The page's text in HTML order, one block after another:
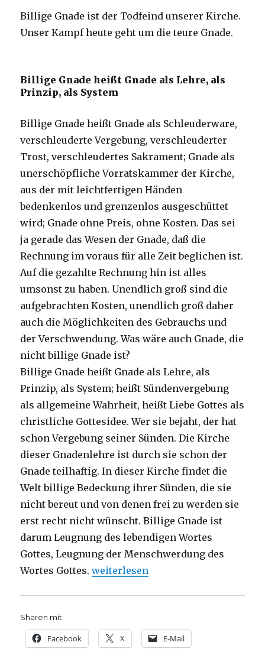
Billige Gnade ist der Todfeind unserer Kirche.
Unser Kampf heute geht um die teure Gnade.
Billige Gnade heißt Gnade als Lehre, als
Prinzip, als System
Billige Gnade heißt Gnade als Schleuderware,
verschleuderte Vergebung, verschleuderter
Trost, verschleudertes Sakrament; Gnade als
unerschöpfliche Vorratskammer der Kirche,
aus der mit leichtfertigen Händen
bedenkenlos und grenzenlos ausgeschüttet
wird; Gnade ohne Preis, ohne Kosten. Das sei
ja gerade das Wesen der Gnade, daß die
Rechnung im voraus für alle Zeit beglichen ist.
Auf die gezahlte Rechnung hin ist alles
umsonst zu haben. Unendlich groß sind die
aufgebrachten Kosten, unendlich groß daher
auch die Möglichkeiten des Gebrauchs und
der Verschwendung. Was wäre auch Gnade, die
nicht billige Gnade ist?
Billige Gnade heißt Gnade als Lehre, als
Prinzip, als System; heißt Sündenvergebung
als allgemeine Wahrheit, heißt Liebe Gottes als
christliche Gottesidee. Wer sie bejaht, der hat
schon Vergebung seiner Sünden. Die Kirche
dieser Gnadenlehre ist durch sie schon der
Gnade teilhaftig. In dieser Kirche findet die
Welt billige Bedeckung ihrer Sünden, die sie
nicht bereut und von denen frei zu werden sie
erst recht nicht wünscht. Billige Gnade ist
darum Leugnung des lebendigen Wortes
Gottes, Leugnung der Menschwerdung des
Wortes Gottes.„„Die teure Gnade“, Dietrich
weiterlesen
Sharen mit:
Facebook X E-Mail